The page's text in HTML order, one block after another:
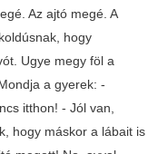
Az ajtó megé. A
hogy
Ugye megy föl a
a gyerek: -
itthon! - Jól van,
hogy máskor a lábait is